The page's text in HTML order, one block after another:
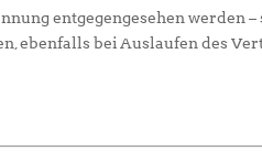
entgegengesehen werden
ebenfalls bei Auslaufen des